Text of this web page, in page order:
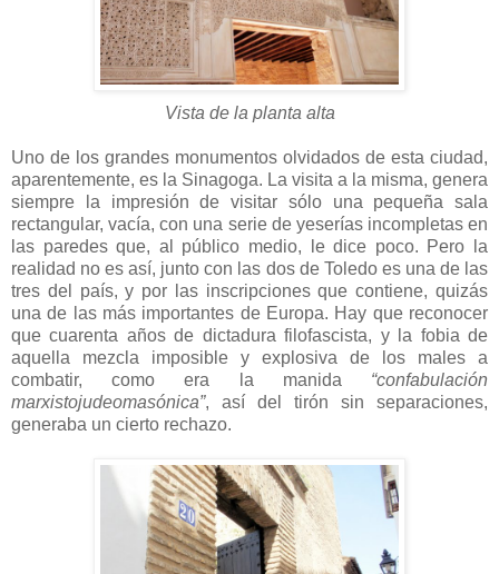
Vista de la planta alta
Uno de los grandes monumentos olvidados de esta ciudad,
aparentemente, es la Sinagoga. La visita a la misma, genera
siempre la impresión de visitar sólo una pequeña sala
rectangular, vacía, con una serie de yeserías incompletas en
las paredes que, al público medio, le dice poco. Pero la
realidad no es así, junto con las dos de Toledo es una de las
tres del país, y por las inscripciones que contiene, quizás
una de las más importantes de Europa. Hay que reconocer
que cuarenta años de dictadura filofascista, y la fobia de
aquella mezcla imposible y explosiva de los males a
combatir, como era la manida “confabulación
marxistojudeomasónica”, así del tirón sin separaciones,
generaba un cierto rechazo.